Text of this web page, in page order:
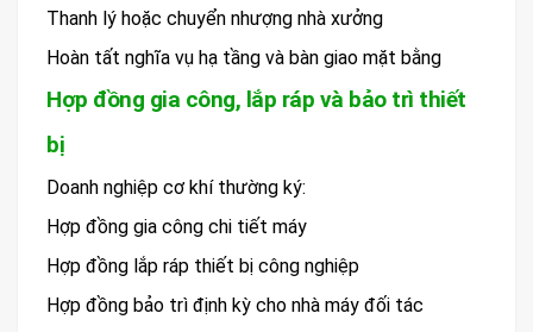
Thanh lý hoặc chuyển nhượng nhà xưởng
Hoàn tất nghĩa vụ hạ tầng và bàn giao mặt bằng
Hợp đồng gia công, lắp ráp và bảo trì thiết
bị
Doanh nghiệp cơ khí thường ký:
Hợp đồng gia công chi tiết máy
Hợp đồng lắp ráp thiết bị công nghiệp
Hợp đồng bảo trì định kỳ cho nhà máy đối tác